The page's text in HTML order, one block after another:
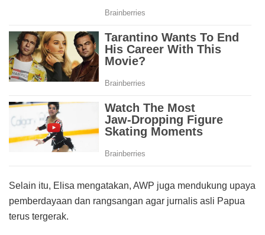
Selain itu, Elisa mengatakan, AWP juga mendukung upaya
pemberdayaan dan rangsangan agar jurnalis asli Papua
terus tergerak.